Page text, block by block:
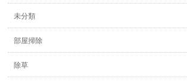
未分類
部屋掃除
除草